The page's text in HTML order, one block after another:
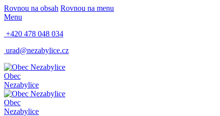
Rovnou na obsah Rovnou na menu
Menu
+420 478 048 034
urad@nezabylice.cz
Obec
Nezabylice
Obec
Nezabylice